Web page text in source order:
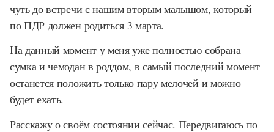
чуть до встречи с нашим вторым малышом, который
по ПДР должен родиться 3 марта.
На данный момент у меня уже полностью собрана
сумка и чемодан в роддом, в самый последний момент
останется положить только пару мелочей и можно
будет ехать.
Расскажу о своём состоянии сейчас. Передвигаюсь по